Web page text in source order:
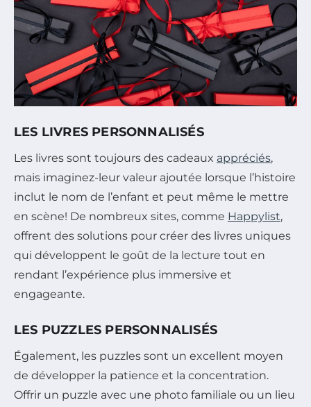
LES LIVRES PERSONNALISÉS
Les livres sont toujours des cadeaux appréciés,
mais imaginez-leur valeur ajoutée lorsque l’histoire
inclut le nom de l’enfant et peut même le mettre
en scène! De nombreux sites, comme Happylist,
offrent des solutions pour créer des livres uniques
qui développent le goût de la lecture tout en
rendant l’expérience plus immersive et
engageante.
LES PUZZLES PERSONNALISÉS
Également, les puzzles sont un excellent moyen
de développer la patience et la concentration.
Offrir un puzzle avec une photo familiale ou un lieu